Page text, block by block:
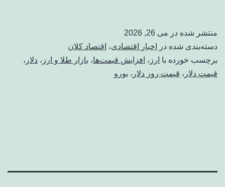
منتشر شده در می 26, 2026
دسته‌بندی شده در
اخبار اقتصادی، اقتصاد کلان
برچسب خورده با ارز ، افزایش قیمت‌ها، بازار طلا و ارز ، دلار ،
قیمت دلار ، قیمت روز دلار ، یورو